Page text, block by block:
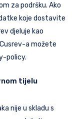
za podršku. Ako
koje dostavite
djeluje kao
a možete
policy.
tijelu
nije u skladu s